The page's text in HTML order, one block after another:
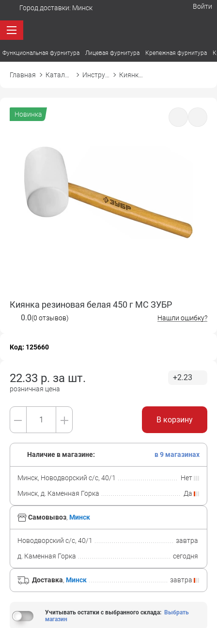
Город доставки: Минск Войти
Функциональная фурнитура Лицевая фурнитура Крепежная фурнитура
Главная
Новинка
Киянка резиновая белая 450 г МС ЗУБР
0.0(0 отзывов) Нашли ошибку?
Код: 125660
22.33 р. за шт.
розничная цена
+2.23
В корзину
Самовывоз, Минск
Новодворский с/с, 40/1
завтра
д. Каменная Горка
сегодня
Доставка, Минск завтра
Наличие в магазине: в 9 магазинах
Минск, Новодворский с/с, 40/1
Нет
Минск, д. Каменная Горка
Да
Учитывать остатки с выбранного склада: Выбрать
магазин